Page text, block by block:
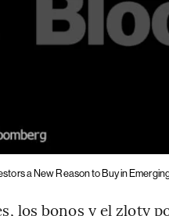
a New Reason to Buy in
los bonos y el zloty